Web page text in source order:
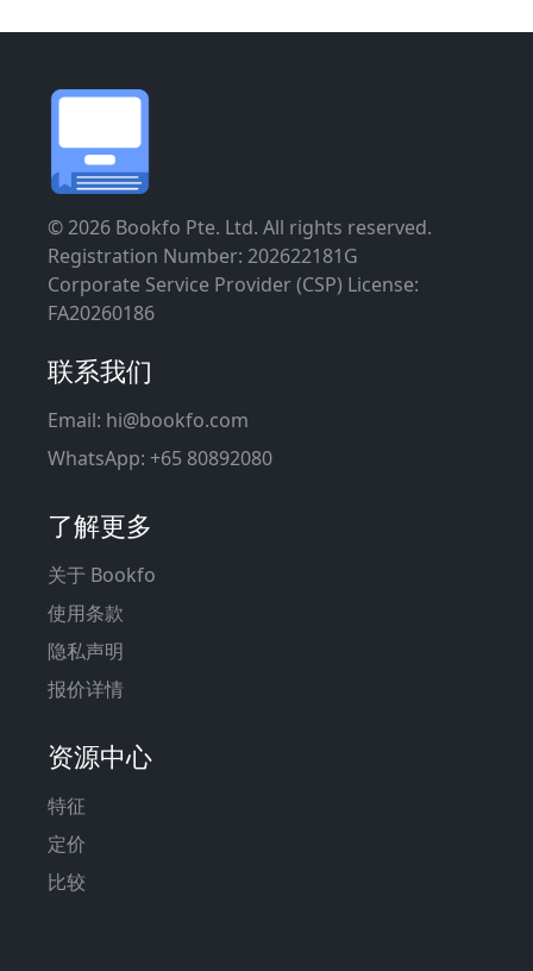
© 2026 Bookfo Pte. Ltd. All rights reserved.
Registration Number: 202622181G
Corporate Service Provider (CSP) License:
FA20260186
联系我们
Email: hi@bookfo.com
WhatsApp: +65 80892080
了解更多
关于 Bookfo
使用条款
隐私声明
报价详情
资源中心
特征
定价
比较